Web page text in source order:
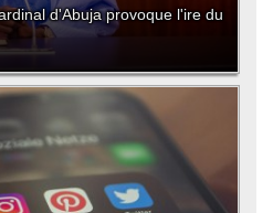
d'Abuja provoque l'ire du